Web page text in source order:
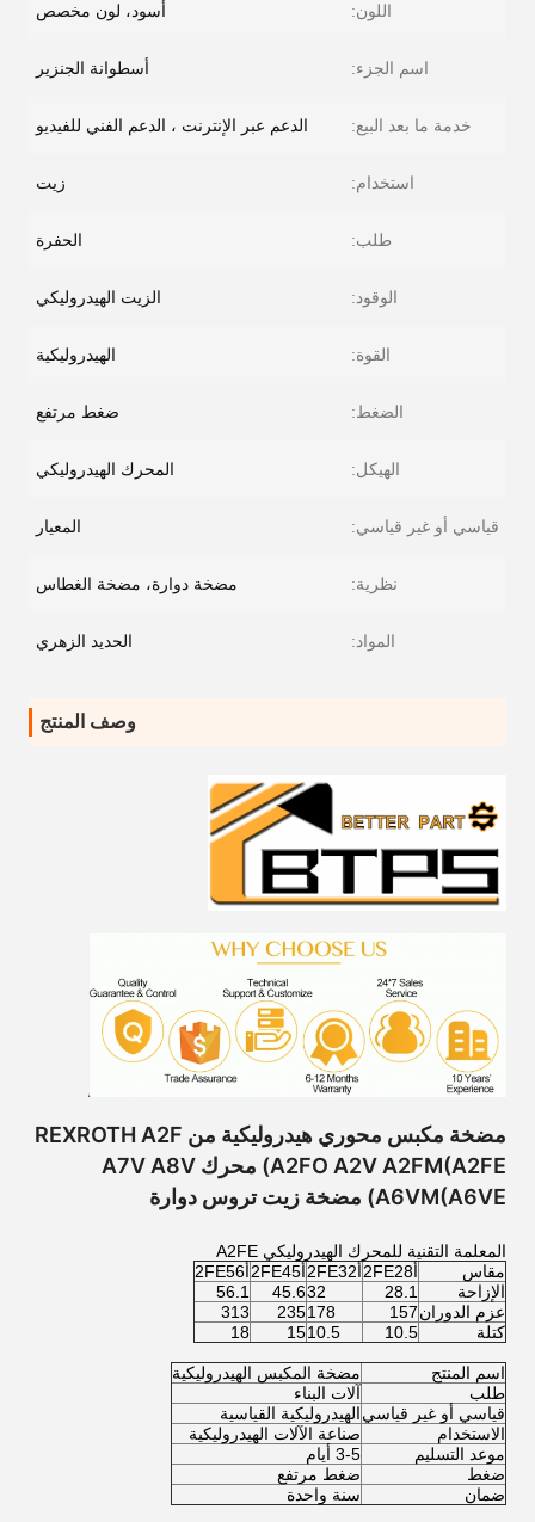
اللون: أسود، لون مخصص
اسم الجزء: أسطوانة الجنزير
خدمة ما بعد البيع: الدعم عبر الإنترنت ، الدعم الفني للفيديو
استخدام: زيت
طلب: الحفرة
الوقود: الزيت الهيدروليكي
القوة: الهيدروليكية
الضغط: ضغط مرتفع
الهيكل: المحرك الهيدروليكي
قياسي أو غير قياسي: المعيار
نظرية: مضخة دوارة، مضخة الغطاس
المواد: الحديد الزهري
وصف المنتج
مضخة مكبس محوري هيدروليكية من REXROTH A2F
A2FO A2V A2FM(A2FE) محرك A7V A8V
A6VM(A6VE) مضخة زيت تروس دوارة
المعلمة التقنية للمحرك الهيدروليكي A2FE
مقاس
أ2FE28 أ2FE32 أ2FE45
أ2FE56
الإزاحة
28.1
32
45.6
56.1
عزم الدوران157
178
235
313
كتلة
10.5
10.5
15
18
اسم المنتج
مضخة المكبس الهيدروليكية
طلب
آلات البناء
قياسي أو غير قياسيالهيدروليكية القياسية
الاستخدام
صناعة الآلات الهيدروليكية
موعد التسليم
3-5 أيام
ضغط
ضغط مرتفع
ضمان
سنة واحدة